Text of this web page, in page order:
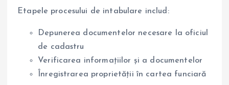
Etapele procesului de intabulare includ:
Depunerea documentelor necesare la oficiul
de cadastru
Verificarea informațiilor și a documentelor
Înregistrarea proprietății în cartea funciară